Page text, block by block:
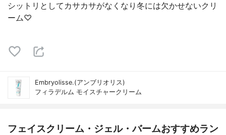
シットリとしてカサカサがなくなり冬には欠かせないクリ
ーム♡
Embryolisse.(アンブリオリス)
フィラデルム モイスチャークリーム
フェイスクリーム・ジェル・バームおすすめラン